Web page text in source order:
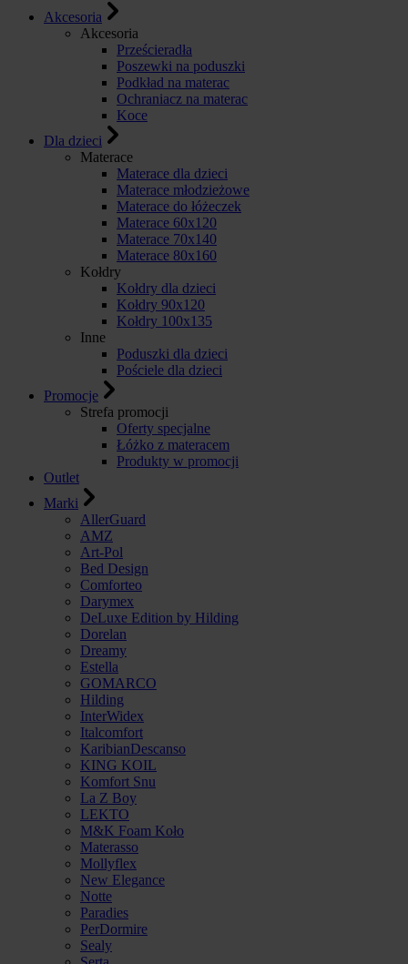
Akcesoria
Akcesoria
Prześcieradła
Poszewki na poduszki
Podkład na materac
Ochraniacz na materac
Koce
Dla dzieci
Materace
Materace dla dzieci
Materace młodzieżowe
Materace do łóżeczek
Materace 60x120
Materace 70x140
Materace 80x160
Kołdry
Kołdry dla dzieci
Kołdry 90x120
Kołdry 100x135
Inne
Poduszki dla dzieci
Pościele dla dzieci
Promocje
Strefa promocji
Oferty specjalne
Łóżko z materacem
Produkty w promocji
Outlet
Marki
AllerGuard
AMZ
Art-Pol
Bed Design
Comforteo
Darymex
DeLuxe Edition by Hilding
Dorelan
Dreamy
Estella
GOMARCO
Hilding
InterWidex
Italcomfort
KaribianDescanso
KING KOIL
Komfort Snu
La Z Boy
LEKTO
M&K Foam Koło
Materasso
Mollyflex
New Elegance
Notte
Paradies
PerDormire
Sealy